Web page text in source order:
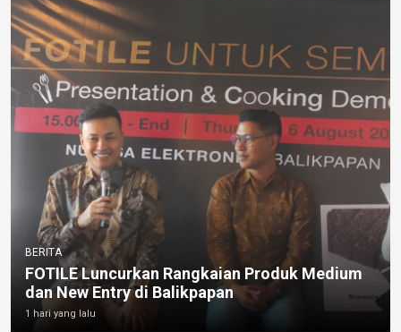
BERITA
FOTILE Luncurkan Rangkaian Produk Medium
dan New Entry di Balikpapan
1 hari yang lalu